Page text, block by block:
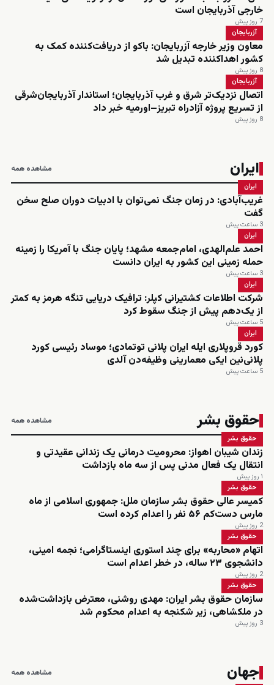
خارجی آذربایجان است
7 روز پیش
آزربایجان
معاون وزیر خارجه آزربایجان: باکو از دریافت‌کننده کمک به
کشور اهداکننده تبدیل شد
8 روز پیش
آزربایجان
اتصال نزدیک‌تر شرق و غرب آذربایجان؛ استاندار آذربایجان‌شرقی
از تسریع پروژه آزادراه تبریز–اورمیه خبر داد
8 روز پیش
ایران مشاهده همه
ایران
غریب‌آبادی: در زمان جنگ نمی‌توان با ادبیات دوران صلح سخن
گفت
3 ساعت پیش
ایران
احمد علم‌الهدی، امام‌جمعه مشهد؛ پایان جنگ با آمریکا را زمینه
حمله زمینی این کشور به ایران دانست
3 ساعت پیش
ایران
شرکت اطلاعات کشتیرانی کپلر: ترافیک دریایی تنگه هرمز به کمتر
از یک‌دهم پیش از جنگ سقوط کرد
5 ساعت پیش
ایران
کورد قروپلاری ایله ایران پلانی توتمادی؛ موساد رئیسی کورد
پلانی‌نین ایکی معمارینی وظیفه‌دن آلدی
5 ساعت پیش
حقوق بشر مشاهده همه
حقوق بشر
زندان شیبان اهواز: محرومیت درمانی یک زندانی عقیدتی و
انتقال یک فعال مدنی پس از سه ماه بازداشت
۱ روز پیش
حقوق بشر
کمیسر عالی حقوق بشر سازمان ملل: جمهوری اسلامی از ماه
مارس دست‌کم ۵۶ نفر را اعدام کرده است
2 روز پیش
حقوق بشر
اتهام «محاربه» برای چند استوری اینستاگرامی؛ نجمه امینی،
دانشجوی ۲۳ ساله، در خطر اعدام است
2 روز پیش
حقوق بشر
سازمان حقوق بشر ایران: مهدی روشنی، معترض بازداشت‌شده
در ملکشاهی، زیر شکنجه به اعدام محکوم شد
3 روز پیش
جهان مشاهده همه